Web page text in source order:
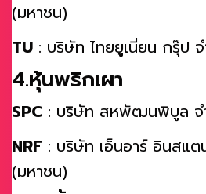
(มหาชน)
TU : บริษัท ไทยยูเนี่ยน กรุ๊ป
4.หุ้นพริกเผา
SPC : บริษัท สหพัฒนพิบูล จ
NRF : บริษัท เอ็นอาร์ อินสแ
(มหาชน)